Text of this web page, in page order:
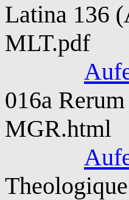
Latina 136
MLT.pdf
016a
MGR.html